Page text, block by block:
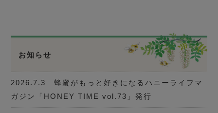
お知らせ
2026.7.3 蜂蜜がもっと好きになるハニーライフマ
ガジン「HONEY TIME vol.73」発行